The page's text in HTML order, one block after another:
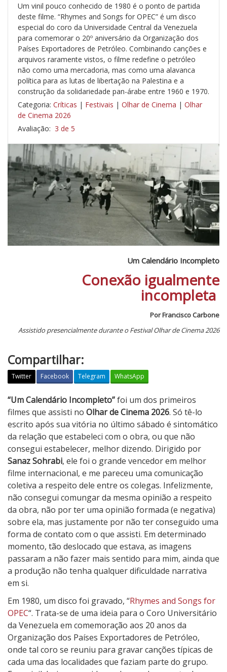
Um vinil pouco conhecido de 1980 é o ponto de partida
deste filme. “Rhymes and Songs for OPEC” é um disco
especial do coro da Universidade Central da Venezuela
para comemorar o 20º aniversário da Organização dos
Países Exportadores de Petróleo. Combinando canções e
arquivos raramente vistos, o filme redefine o petróleo
não como uma mercadoria, mas como uma alavanca
política para as lutas de libertação na Palestina e a
construção da solidariedade pan-árabe entre 1960 e 1970.
Categoria: Críticas | Festivais | Olhar de Cinema | Olhar
de Cinema 2026
Avaliação: 3 de 5
Um Calendário Incompleto
Conexão igualmente
incompleta
Por Francisco Carbone
Assistido presencialmente durante o Festival Olhar de Cinema 2026
Compartilhar:
Twitter Facebook Telegram WhatsApp
U
m
C
a
l
e
n
d
á
r
i
o
I
n
c
o
p
l
e
t
o
“Um Calendário Incompleto”foi um dos primeiros
filmes que assisti no Olhar de Cinema 2026. Só tê-lo
escrito após sua vitória no último sábado é sintomático
da relação que estabeleci com o obra, ou que não
consegui estabelecer, melhor dizendo. Dirigido por
Sanaz Sohrabi, ele foi o grande vencedor em melhor
filme internacional, e me pareceu uma comunicação
coletiva a respeito dele entre os colegas. Infelizmente,
não consegui comungar da mesma opinião a respeito
da obra, não por ter uma opinião formada (e negativa)
sobre ela, mas justamente por não ter conseguido uma
forma de contato com o que assisti. Em determinado
momento, tão deslocado que estava, as imagens
passaram a não fazer mais sentido para mim, ainda que
a produção não tenha qualquer dificuldade narrativa
em si.
Em 1980, um disco foi gravado, “Rhymes and Songs for
OPEC“. Trata-se de uma ideia para o Coro Universitário
da Venezuela em comemoração aos 20 anos da
Organização dos Países Exportadores de Petróleo,
onde tal coro se reuniu para gravar canções típicas de
cada uma das localidades que faziam parte do grupo.